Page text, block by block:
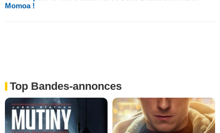
Momoa !
Top Bandes-annonces